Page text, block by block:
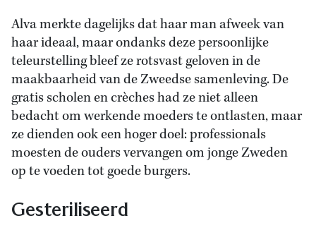
Alva merkte dagelijks dat haar man afweek van
haar ideaal, maar ondanks deze persoonlijke
teleurstelling bleef ze rotsvast geloven in de
maakbaarheid van de Zweedse samenleving. De
gratis scholen en crèches had ze niet alleen
bedacht om werkende moeders te ontlasten, maar
ze dienden ook een hoger doel: professionals
moesten de ouders vervangen om jonge Zweden
op te voeden tot goede burgers.
Gesteriliseerd